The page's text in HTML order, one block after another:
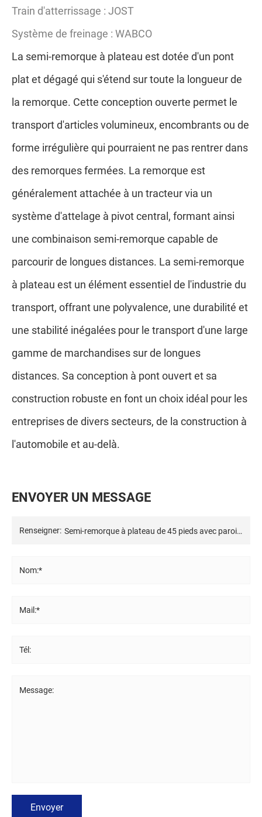
Train d'atterrissage : JOST
Système de freinage : WABCO
La semi-remorque à plateau est dotée d'un pont
plat et dégagé qui s'étend sur toute la longueur de
la remorque. Cette conception ouverte permet le
transport d'articles volumineux, encombrants ou de
forme irrégulière qui pourraient ne pas rentrer dans
des remorques fermées. La remorque est
généralement attachée à un tracteur via un
système d'attelage à pivot central, formant ainsi
une combinaison semi-remorque capable de
parcourir de longues distances. La semi-remorque
à plateau est un élément essentiel de l'industrie du
transport, offrant une polyvalence, une durabilité et
une stabilité inégalées pour le transport d'une large
gamme de marchandises sur de longues
distances. Sa conception à pont ouvert et sa
construction robuste en font un choix idéal pour les
entreprises de divers secteurs, de la construction à
l'automobile et au-delà.
ENVOYER UN MESSAGE
Renseigner:
Nom:*
Mail:*
Tél:
Message:
Envoyer